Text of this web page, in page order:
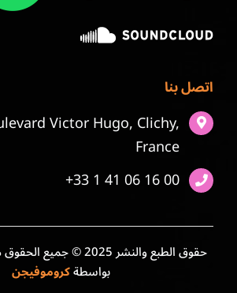
اتصل بنا
Victor Hugo, Clichy,
France
+33 1 41 06 16 00
حقوق الطبع والنشر 2025
بواسطةكروموفيجن